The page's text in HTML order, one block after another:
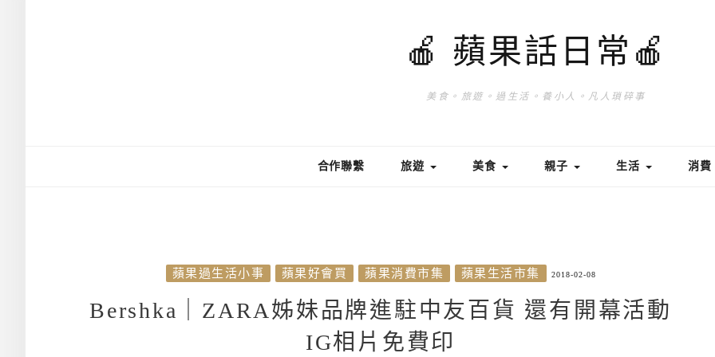
🍎 蘋果話日常🍎
美食。旅遊。過生活。養小人。凡人瑣碎事
合作聯繫 旅遊 美食 親子 生活 消費
蘋果過生活小事 蘋果好會買 蘋果消費市集 蘋果生活市集 2018-02-08
Bershka｜ZARA姊妹品牌進駐中友百貨 還有開幕活動
IG相片免費印